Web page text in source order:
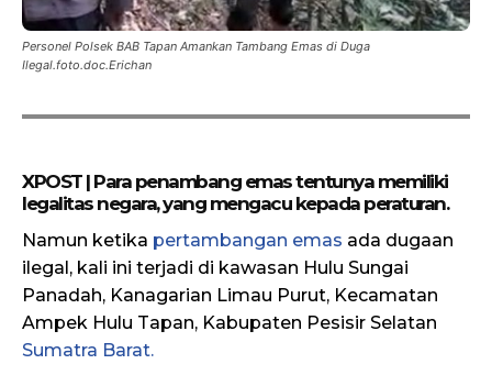
Personel Polsek BAB Tapan Amankan Tambang Emas di Duga
Ilegal.foto.doc.Erichan
XPOST | Para penambang emas tentunya memiliki
legalitas negara, yang mengacu kepada peraturan.
Namun ketika pertambangan emas ada dugaan
ilegal, kali ini terjadi di kawasan Hulu Sungai
Panadah, Kanagarian Limau Purut, Kecamatan
Ampek Hulu Tapan, Kabupaten Pesisir Selatan
Sumatra Barat.